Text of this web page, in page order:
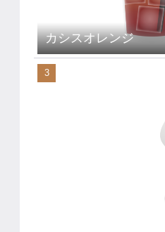
カシスオレンジ